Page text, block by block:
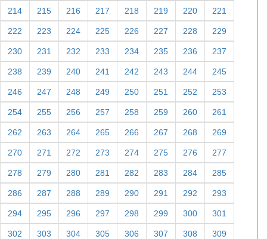
214 215 216 217 218 219 220 221
222 223 224 225 226 227 228 229
230 231 232 233 234 235 236 237
238 239 240 241 242 243 244 245
246 247 248 249 250 251 252 253
254 255 256 257 258 259 260 261
262 263 264 265 266 267 268 269
270 271 272 273 274 275 276 277
278 279 280 281 282 283 284 285
286 287 288 289 290 291 292 293
294 295 296 297 298 299 300 301
302 303 304 305 306 307 308 309